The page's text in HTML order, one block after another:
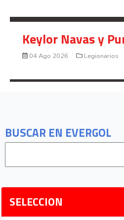
BUSCAR EN EVERGOL
SELECCION
Keylor Navas y
04 Ago 2026 Legionarios